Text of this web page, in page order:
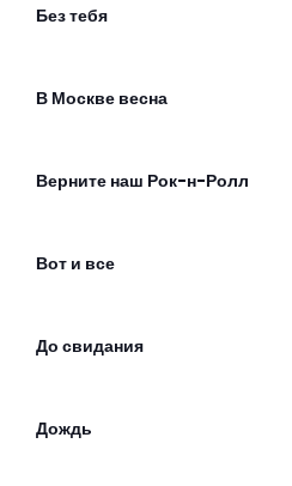
Без тебя
В Москве весна
Верните наш Рок-н-Ролл
Вот и все
До свидания
Дождь